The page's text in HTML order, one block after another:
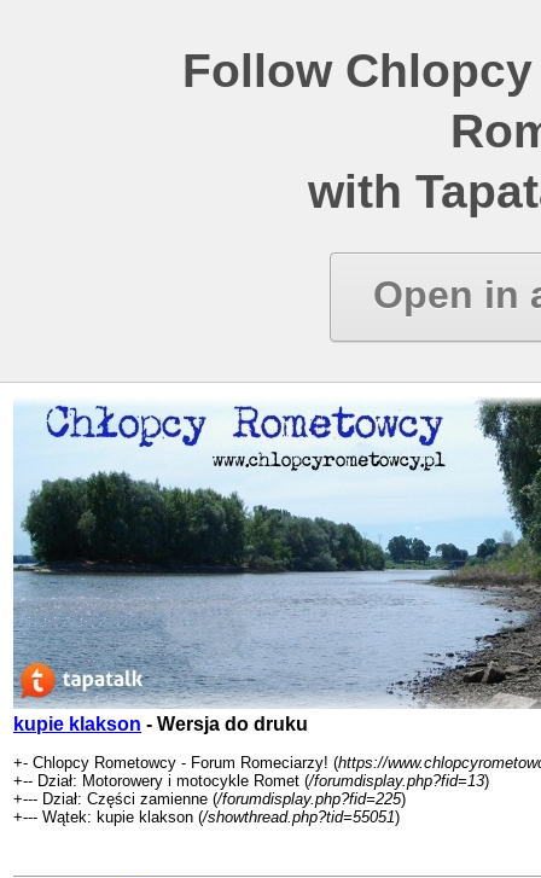
Follow
with
Open in
kupie klakson - Wersja do druku
+- Chlopcy Rometowcy - Forum Romeciarzy! (https://
+-- Dział: Motorowery i motocykle Romet (/forumdisplay.php?fid=13)
+--- Dział: Części zamienne (/forumdisplay.php?fid=225)
+--- Wątek: kupie klakson (/showthread.php?tid=55051)